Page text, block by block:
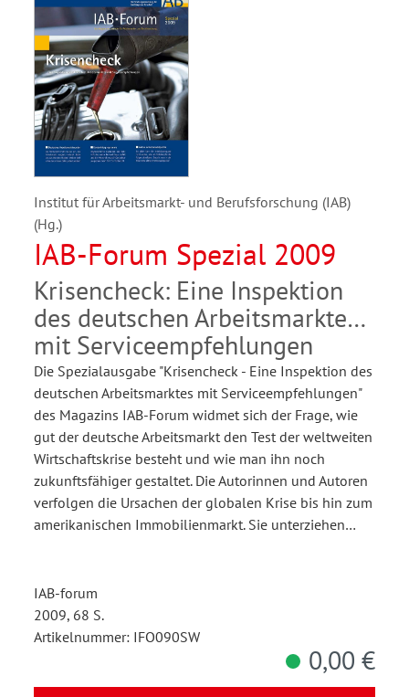
Institut für Arbeitsmarkt- und Berufsforschung (IAB)
(Hg.)
IAB-Forum Spezial 2009
Krisencheck: Eine Inspektion
des deutschen Arbeitsmarktes
mit Serviceempfehlungen
Die Spezialausgabe "Krisencheck - Eine Inspektion des
deutschen Arbeitsmarktes mit Serviceempfehlungen"
des Magazins IAB-Forum widmet sich der Frage, wie
gut der deutsche Arbeitsmarkt den Test der weltweiten
Wirtschaftskrise besteht und wie man ihn noch
zukunftsfähiger gestaltet. Die Autorinnen und Autoren
verfolgen die Ursachen der globalen Krise bis hin zum
amerikanischen Immobilienmarkt. Sie unterziehen…
IAB-forum
2009, 68 S.
Artikelnummer: IFO090SW
0,00 €